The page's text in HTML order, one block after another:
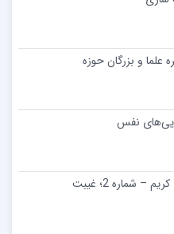
و بزرگان حوزه
نفس
شماره 2؛ غیبت